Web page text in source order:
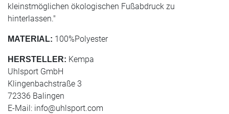
kleinstmöglichen ökologischen Fußabdruck zu
hinterlassen."
MATERIAL: 100%Polyester
HERSTELLER: Kempa
Uhlsport GmbH
Klingenbachstraße 3
72336 Balingen
E-Mail: info@uhlsport.com